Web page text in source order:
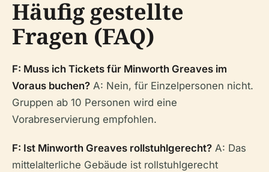
Häufig gestellte
Fragen (FAQ)
F: Muss ich Tickets für Minworth Greaves im
Voraus buchen? A: Nein, für Einzelpersonen nicht.
Gruppen ab 10 Personen wird eine
Vorabreservierung empfohlen.
F: Ist Minworth Greaves rollstuhlgerecht? A: Das
mittelalterliche Gebäude ist rollstuhlgerecht